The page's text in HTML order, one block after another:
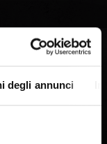
degli annunci
essere